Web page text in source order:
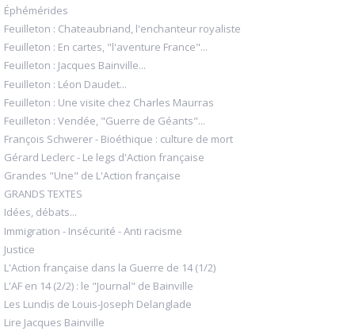
Éphémérides
Feuilleton : Chateaubriand, l'enchanteur royaliste
Feuilleton : En cartes, "l'aventure France"...
Feuilleton : Jacques Bainville...
Feuilleton : Léon Daudet...
Feuilleton : Une visite chez Charles Maurras
Feuilleton : Vendée, "Guerre de Géants"...
François Schwerer - Bioéthique : culture de mort
Gérard Leclerc - Le legs d'Action française
Grandes "Une" de L'Action française
GRANDS TEXTES
Idées, débats...
Immigration - Insécurité - Anti racisme
Justice
L'Action française dans la Guerre de 14 (1/2)
L'AF en 14 (2/2) : le "Journal" de Bainville
Les Lundis de Louis-Joseph Delanglade
Lire Jacques Bainville